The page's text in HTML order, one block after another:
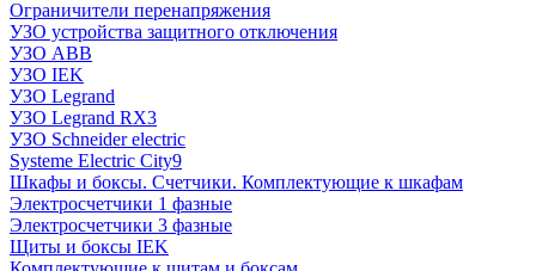
Ограничители перенапряжения
УЗО устройства защитного отключения
УЗО ABB
УЗО IEK
УЗО Legrand
УЗО Legrand RX3
УЗО Schneider electric
Systeme Electric City9
Шкафы и боксы. Счетчики. Комплектующие к шкафам
Электросчетчики 1 фазные
Электросчетчики 3 фазные
Щиты и боксы IEK